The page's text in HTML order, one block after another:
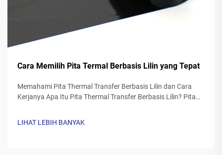
Cara Memilih Pita Termal Berbasis Lilin yang Tepat
Memahami Pita Thermal Transfer Berbasis Lilin dan Cara
Kerjanya Apa Itu Pita Thermal Transfer Berbasis Lilin? Pita
LIHAT LEBIH BANYAK